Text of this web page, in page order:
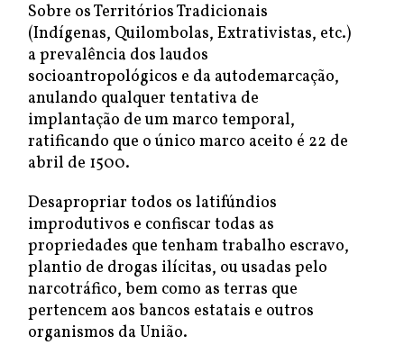
Sobre os Territórios Tradicionais
(Indígenas, Quilombolas, Extrativistas, etc.)
a prevalência dos laudos
socioantropológicos e da autodemarcação,
anulando qualquer tentativa de
implantação de um marco temporal,
ratificando que o único marco aceito é 22 de
abril de 1500.
Desapropriar todos os latifúndios
improdutivos e confiscar todas as
propriedades que tenham trabalho escravo,
plantio de drogas ilícitas, ou usadas pelo
narcotráfico, bem como as terras que
pertencem aos bancos estatais e outros
organismos da União.